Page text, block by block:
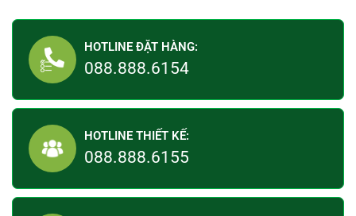
HOTLINE ĐẶT HÀNG:
088.888.6154
HOTLINE THIẾT KẾ:
088.888.6155